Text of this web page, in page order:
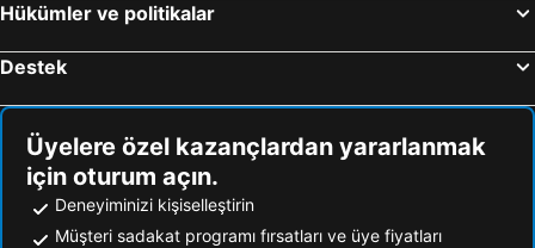
Hükümler ve politikalar
Destek
Üyelere özel kazançlardan yararlanmak
için oturum açın.
Deneyiminizi kişiselleştirin
Müşteri sadakat programı fırsatları ve üye fiyatları